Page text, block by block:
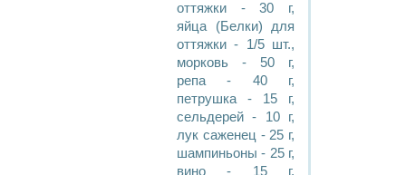
оттяжки - 30 г,
яйца (Белки) для
оттяжки - 1/5 шт.,
морковь - 50 г,
репа - 40 г,
петрушка - 15 г,
сельдерей - 10 г,
лук саженец - 25 г,
шампиньоны - 25 г,
вино - 15 г,